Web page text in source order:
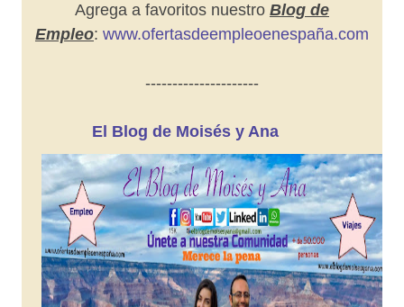
Agrega a favoritos nuestro Blog de
Empleo: www.ofertasdeempleoenespaña.com
---------------------
El Blog de Moisés y Ana